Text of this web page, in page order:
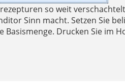
so weit
Sinn macht. Setzen Sie
Basismenge. Drucken Sie im